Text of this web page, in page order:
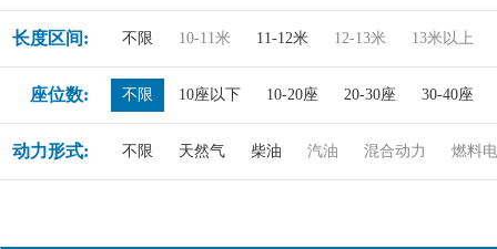
长度区间: 不限 10-11米 11-12米 12-13米 13米以上
座位数: 不限 10座以下 10-20座 20-30座 30-40座
动力形式: 不限 天然气 柴油 汽油 混合动力 燃料